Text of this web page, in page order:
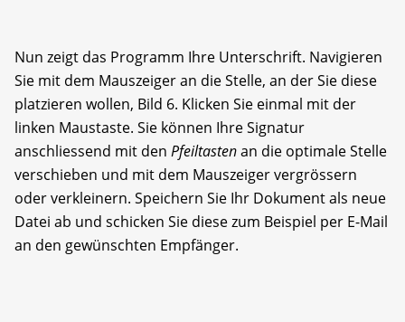
Nun zeigt das Programm Ihre Unterschrift. Navigieren
Sie mit dem Mauszeiger an die Stelle, an der Sie diese
platzieren wollen, Bild 6. Klicken Sie einmal mit der
linken Maustaste. Sie können Ihre Signatur
anschliessend mit den Pfeiltastenan die optimale Stelle
verschieben und mit dem Mauszeiger ver­grössern
oder verkleinern. Speichern Sie Ihr Dokument als neue
Datei ab und schicken Sie diese zum Beispiel per E-Mail
an den gewünschten Empfänger.